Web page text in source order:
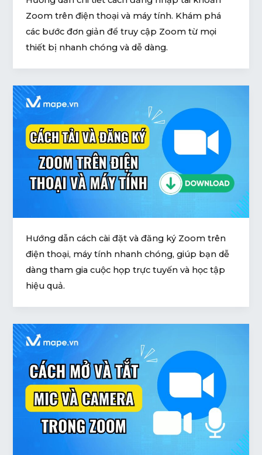
Zoom trên điện thoại và máy tính. Khám phá
các bước đơn giản để truy cập Zoom từ mọi
thiết bị nhanh chóng và dễ dàng.
Hướng dẫn cách cài đặt và đăng ký Zoom trên
điện thoại, máy tính nhanh chóng, giúp bạn dễ
dàng tham gia cuộc họp trực tuyến và học tập
hiệu quả.